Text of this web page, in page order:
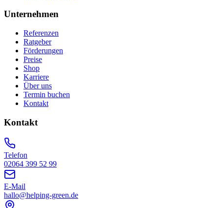
Unternehmen
Referenzen
Ratgeber
Förderungen
Preise
Shop
Karriere
Über uns
Termin buchen
Kontakt
Kontakt
Telefon
02064 399 52 99
E-Mail
hallo@helping-green.de